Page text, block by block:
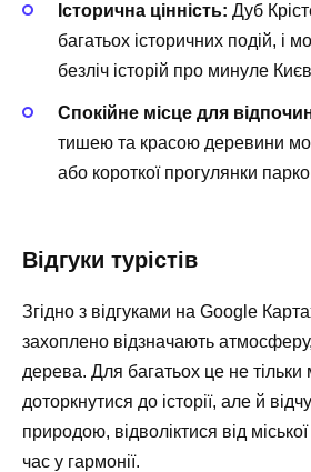
Історична цінність: Дуб
багатьох історичних подій, і
безліч історій про минуле
Спокійне місце для
тишею та красою деревини
або короткої прогулянки
Відгуки турістів
Згідно з відгуками на Google
захоплено відзначають
дерева. Для багатьох це не тільки
доторкнутися до історії, але й
природою, відволіктися від
час у гармонії.